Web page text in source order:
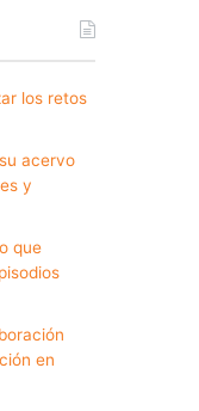
los retos
acervo
y
que
en